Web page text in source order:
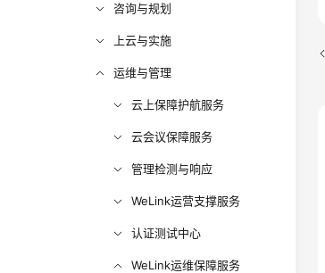
咨询与规划
上云与实施
运维与管理
云上保障护航服务
云会议保障服务
管理检测与响应
WeLink运营支撑服务
认证测试中心
WeLink运维保障服务